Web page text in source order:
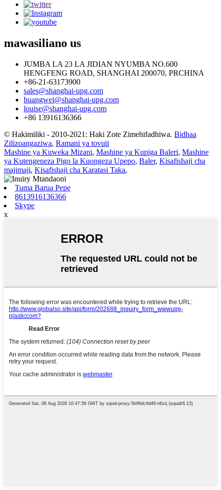
mawasiliano us
JUMBA LA 23 LA JIDIAN NYUMBA NO.600
HENGFENG ROAD, SHANGHAI 200070, PRCHINA
+86-21-63173900
sales@shanghai-upg.com
huangwei@shanghai-upg.com
louise@shanghai-upg.com
+86 13916136366
© Hakimiliki - 2010-2021: Haki Zote Zimehifadhiwa. Bidhaa
Zilizoangaziwa, Ramani ya tovuti
Mashine ya Kuweka Mizani, Mashine ya Kupiga Baleri, Mashine
ya Kutengeneza Pigo la Kuongeza Upepo, Baler, Kisafishaji cha
majimaji, Kisafishaji cha Karatasi Taka,
Tuma Barua Pepe
8613916136366
Skype
x